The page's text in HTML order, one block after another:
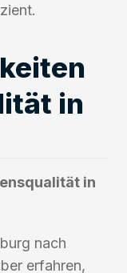
in
in
nach
erfahren,